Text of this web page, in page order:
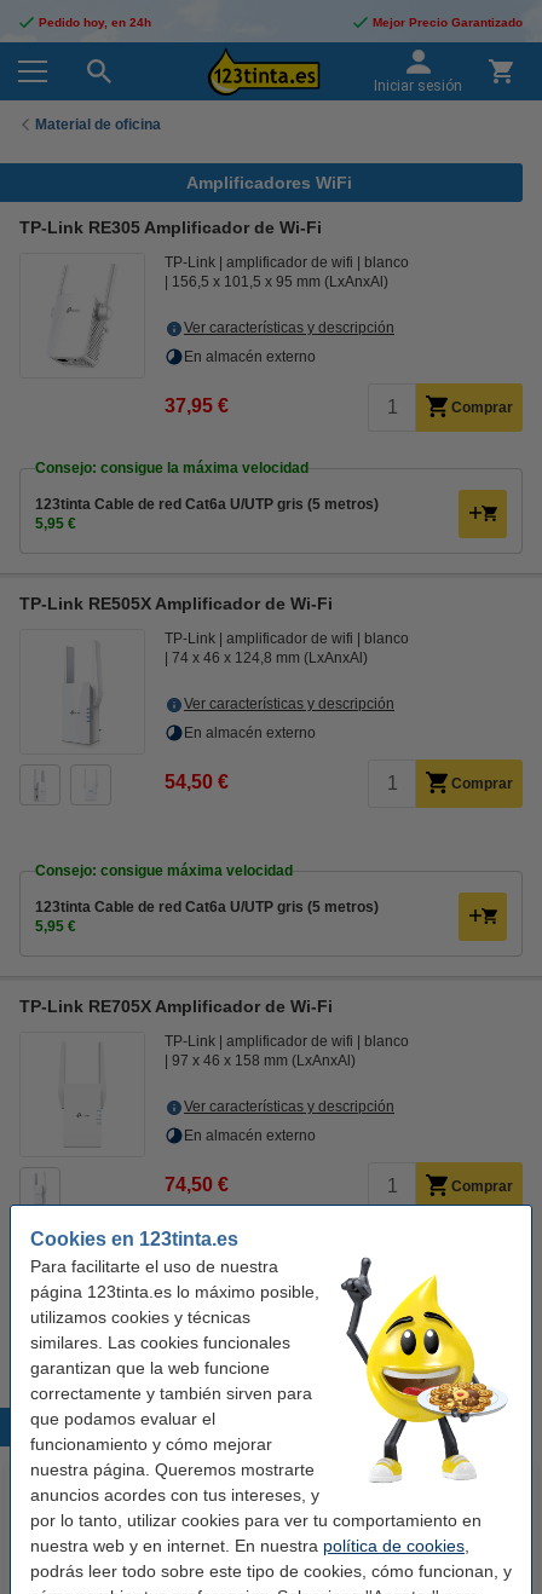
Cookies en 123tinta.es
Para facilitarte el uso de nuestra
página 123tinta.es lo máximo posible,
utilizamos cookies y técnicas
similares. Las cookies funcionales
garantizan que la web funcione
correctamente y también sirven para
que podamos evaluar el
funcionamiento y cómo mejorar
nuestra página. Queremos mostrarte
anuncios acordes con tus intereses, y
por lo tanto, utilizar cookies para ver tu comportamiento en
nuestra web y en internet. En nuestra política de cookies
podrás leer todo sobre este tipo de cookies, cómo funcionan, y
Pedido hoy, en 24h Mejor Precio Garantizado
Iniciar sesión
Material de oficina
Amplificadores WiFi
TP-Link RE305 Amplificador de Wi-Fi
TP-Link amplificador de wifi
blanco
156,5 x 101,5 x 95 mm (LxAnxAl)
Ver características y descripción
En almacén externo
37,95 € Comprar
Consejo: consigue la máxima velocidad
123tinta Cable de red Cat6a U/UTP gris (5 metros)
5,95 €
TP-Link RE505X Amplificador de Wi-Fi
TP-Link amplificador de wifi
blanco
74 x 46 x 124,8 mm (LxAnxAl)
Ver características y descripción
En almacén externo
54,50 € Comprar
Consejo: consigue máxima velocidad
123tinta Cable de red Cat6a U/UTP gris (5 metros)
5,95 €
TP-Link RE705X Amplificador de Wi-Fi
TP-Link amplificador de wifi
blanco
97 x 46 x 158 mm (LxAnxAl)
Ver características y descripción
En almacén externo
74,50 € Comprar
Consejo: consigue máxima velocidad
123tinta Cable de red Cat7 S/FTP gris (5 metros)
Productos destacados